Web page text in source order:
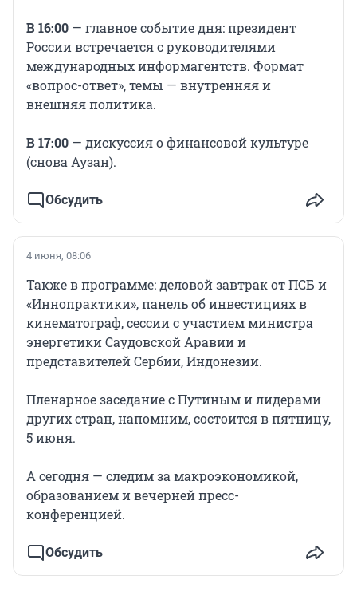
В 16:00 — главное событие дня: президент
России встречается с руководителями
международных информагентств. Формат
«вопрос-ответ», темы — внутренняя и
внешняя политика.
В 17:00 — дискуссия о финансовой культуре
(снова Аузан).
Обсудить
4 июня, 08:06
Также в программе: деловой завтрак от ПСБ и
«Иннопрактики», панель об инвестициях в
кинематограф, сессии с участием министра
энергетики Саудовской Аравии и
представителей Сербии, Индонезии.
Пленарное заседание с Путиным и лидерами
других стран, напомним, состоится в пятницу,
5 июня.
А сегодня — следим за макроэкономикой,
образованием и вечерней пресс-
конференцией.
Обсудить